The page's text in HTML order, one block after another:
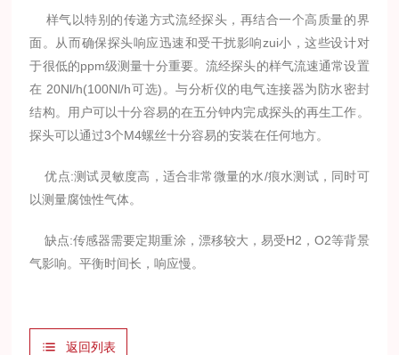
样气以特别的传递方式流经探头，再结合一个高质量的界
面。从而确保探头响应迅速和受干扰影响zui小，这些设计对
于很低的ppm级测量十分重要。流经探头的样气流速通常设置
在 20Nl/h(100Nl/h可选)。与分析仪的电气连接器为防水密封
结构。用户可以十分容易的在五分钟内完成探头的再生工作。
探头可以通过3个M4螺丝十分容易的安装在任何地方。
优点:测试灵敏度高，适合非常微量的水/痕水测试，同时可
以测量腐蚀性气体。
缺点:传感器需要定期重涂，漂移较大，易受H2，O2等背景
气影响。平衡时间长，响应慢。
返回列表